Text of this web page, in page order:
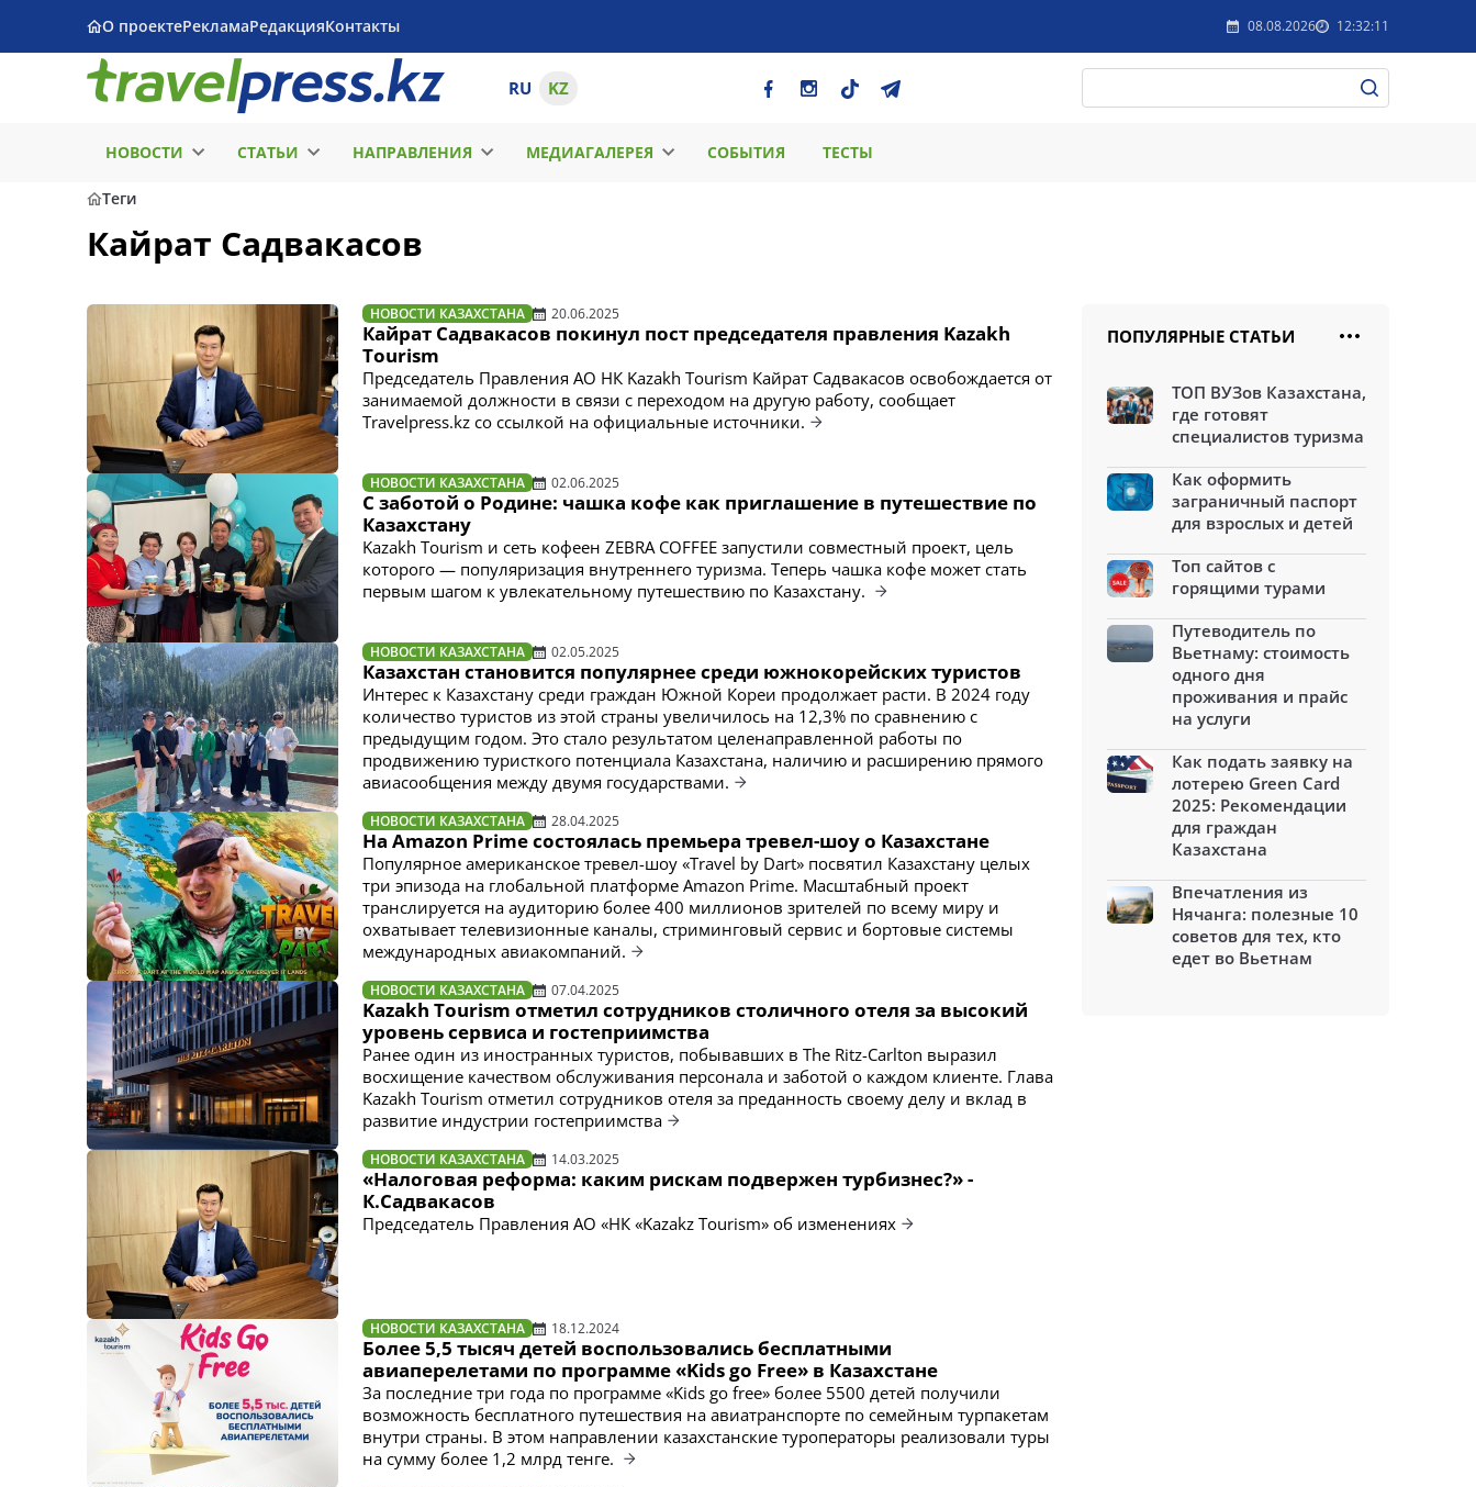
О проектеРекламаРедакцияКонтакты 08.08.2026 12:32:11
RU KZ
НОВОСТИ СТАТЬИ НАПРАВЛЕНИЯ МЕДИАГАЛЕРЕЯ СОБЫТИЯ ТЕСТЫ
Теги
Кайрат Садвакасов
НОВОСТИ КАЗАХСТАНА 20.06.2025
Кайрат Садвакасов покинул пост председателя правления Kazakh
Tourism
Председатель Правления АО НК Kazakh Tourism Кайрат Садвакасов освобождается от
занимаемой должности в связи с переходом на другую работу, сообщает
Travelpress.kz со ссылкой на официальные источники.
НОВОСТИ КАЗАХСТАНА 02.06.2025
С заботой о Родине: чашка кофе как приглашение в путешествие по
Казахстану
Kazakh Tourism и сеть кофеен ZEBRA COFFEE запустили совместный проект, цель
которого — популяризация внутреннего туризма. Теперь чашка кофе может стать
первым шагом к увлекательному путешествию по Казахстану.
НОВОСТИ КАЗАХСТАНА 02.05.2025
Казахстан становится популярнее среди южнокорейских туристов
Интерес к Казахстану среди граждан Южной Кореи продолжает расти. В 2024 году
количество туристов из этой страны увеличилось на 12,3% по сравнению с
предыдущим годом. Это стало результатом целенаправленной работы по
продвижению туристкого потенциала Казахстана, наличию и расширению прямого
авиасообщения между двумя государствами.
НОВОСТИ КАЗАХСТАНА 28.04.2025
На Amazon Prime состоялась премьера тревел-шоу о Казахстане
Популярное американское тревел-шоу «Travel by Dart» посвятил Казахстану целых
три эпизода на глобальной платформе Amazon Prime. Масштабный проект
транслируется на аудиторию более 400 миллионов зрителей по всему миру и
охватывает телевизионные каналы, стриминговый сервис и бортовые системы
международных авиакомпаний.
НОВОСТИ КАЗАХСТАНА 07.04.2025
Kazakh Tourism отметил сотрудников столичного отеля за высокий
уровень сервиса и гостеприимства
Ранее один из иностранных туристов, побывавших в The Ritz-Carlton выразил
восхищение качеством обслуживания персонала и заботой о каждом клиенте. Глава
Kazakh Tourism отметил сотрудников отеля за преданность своему делу и вклад в
развитие индустрии гостеприимства
НОВОСТИ КАЗАХСТАНА 14.03.2025
«Налоговая реформа: каким рискам подвержен турбизнес?» -
К.Садвакасов
Председатель Правления АО «НК «Kazakz Tourism» об изменениях
НОВОСТИ КАЗАХСТАНА 18.12.2024
Более 5,5 тысяч детей воспользовались бесплатными
авиаперелетами по программе «Kids go Free» в Казахстане
За последние три года по программе «Kids go free» более 5500 детей получили
возможность бесплатного путешествия на авиатранспорте по семейным турпакетам
внутри страны. В этом направлении казахстанские туроператоры реализовали туры
на сумму более 1,2 млрд тенге.
ПОПУЛЯРНЫЕ СТАТЬИ
ТОП ВУЗов Казахстана,
где готовят
специалистов туризма
Как оформить
заграничный паспорт
для взрослых и детей
Топ сайтов с
горящими турами
Путеводитель по
Вьетнаму: стоимость
одного дня
проживания и прайс
на услуги
Как подать заявку на
лотерею Green Card
2025: Рекомендации
для граждан
Казахстана
Впечатления из
Нячанга: полезные 10
советов для тех, кто
едет во Вьетнам